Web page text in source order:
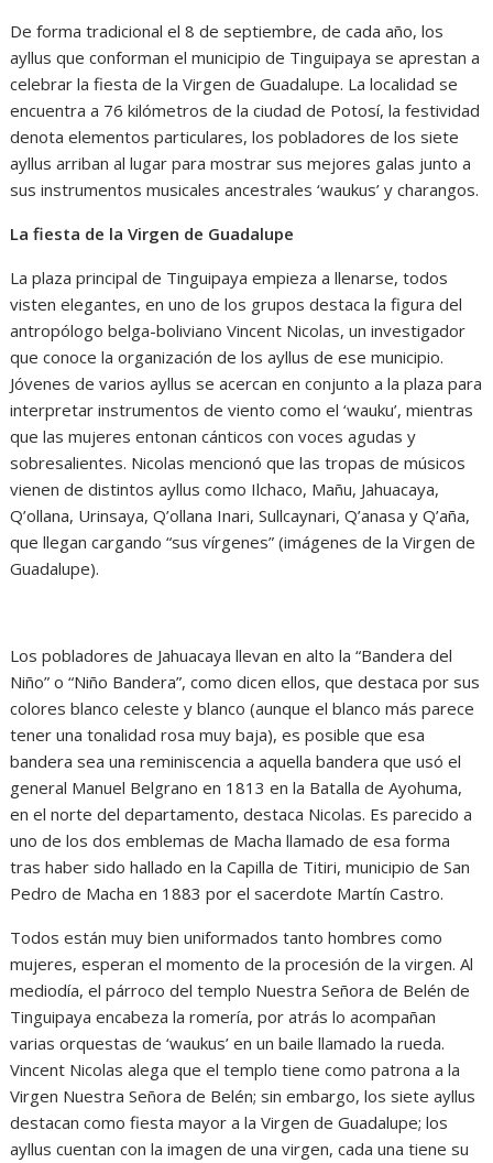
De forma tradicional el 8 de septiembre, de cada año, los
ayllus que conforman el municipio de Tinguipaya se aprestan a
celebrar la fiesta de la Virgen de Guadalupe. La localidad se
encuentra a 76 kilómetros de la ciudad de Potosí, la festividad
denota elementos particulares, los pobladores de los siete
ayllus arriban al lugar para mostrar sus mejores galas junto a
sus instrumentos musicales ancestrales ‘waukus’ y charangos.
La fiesta de la Virgen de Guadalupe
La plaza principal de Tinguipaya empieza a llenarse, todos
visten elegantes, en uno de los grupos destaca la figura del
antropólogo belga-boliviano Vincent Nicolas, un investigador
que conoce la organización de los ayllus de ese municipio.
Jóvenes de varios ayllus se acercan en conjunto a la plaza para
interpretar instrumentos de viento como el ‘wauku’, mientras
que las mujeres entonan cánticos con voces agudas y
sobresalientes. Nicolas mencionó que las tropas de músicos
vienen de distintos ayllus como Ilchaco, Mañu, Jahuacaya,
Q’ollana, Urinsaya, Q’ollana Inari, Sullcaynari, Q’anasa y Q’aña,
que llegan cargando “sus vírgenes” (imágenes de la Virgen de
Guadalupe).
Los pobladores de Jahuacaya llevan en alto la “Bandera del
Niño” o “Niño Bandera”, como dicen ellos, que destaca por sus
colores blanco celeste y blanco (aunque el blanco más parece
tener una tonalidad rosa muy baja), es posible que esa
bandera sea una reminiscencia a aquella bandera que usó el
general Manuel Belgrano en 1813 en la Batalla de Ayohuma,
en el norte del departamento, destaca Nicolas. Es parecido a
uno de los dos emblemas de Macha llamado de esa forma
tras haber sido hallado en la Capilla de Titiri, municipio de San
Pedro de Macha en 1883 por el sacerdote Martín Castro.
Todos están muy bien uniformados tanto hombres como
mujeres, esperan el momento de la procesión de la virgen. Al
mediodía, el párroco del templo Nuestra Señora de Belén de
Tinguipaya encabeza la romería, por atrás lo acompañan
varias orquestas de ‘waukus’ en un baile llamado la rueda.
Vincent Nicolas alega que el templo tiene como patrona a la
Virgen Nuestra Señora de Belén; sin embargo, los siete ayllus
destacan como fiesta mayor a la Virgen de Guadalupe; los
ayllus cuentan con la imagen de una virgen, cada una tiene su